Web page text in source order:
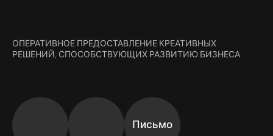
ОПЕРАТИВНОЕ ПРЕДОСТАВЛЕНИЕ КРЕАТИВНЫХ
РЕШЕНИЙ, СПОСОБСТВУЮЩИХ РАЗВИТИЮ БИЗНЕСА
Письмо